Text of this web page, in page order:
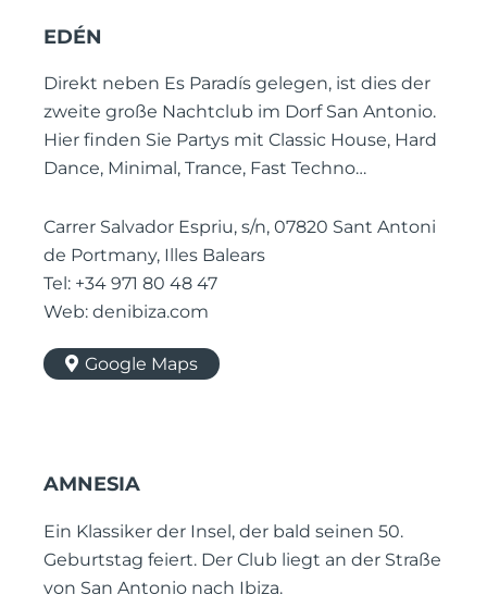
EDÉN
Direkt neben Es Paradís gelegen, ist dies der
zweite große Nachtclub im Dorf San Antonio.
Hier finden Sie Partys mit Classic House, Hard
Dance, Minimal, Trance, Fast Techno…
Carrer Salvador Espriu, s/n, 07820 Sant Antoni
de Portmany, Illes Balears
Tel: +34 971 80 48 47
Web: denibiza.com
Google Maps
AMNESIA
Ein Klassiker der Insel, der bald seinen 50.
Geburtstag feiert. Der Club liegt an der Straße
von San Antonio nach Ibiza.